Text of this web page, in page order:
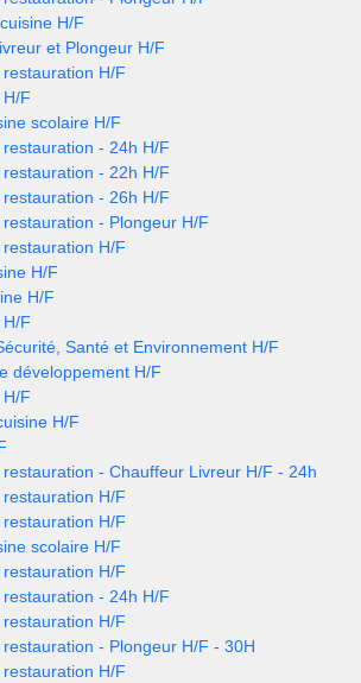
H/F
et Plongeur H/F
H/F
F
scolaire H/F
- 24h H/F
- 22h H/F
- 26h H/F
- Plongeur H/F
H/F
H/F
H/F
F
Santé et Environnement H/F
développement H/F
F
H/F
restauration - Chauffeur Livreur H/F - 24h
H/F
H/F
scolaire H/F
H/F
- 24h H/F
H/F
- Plongeur H/F - 30H
H/F